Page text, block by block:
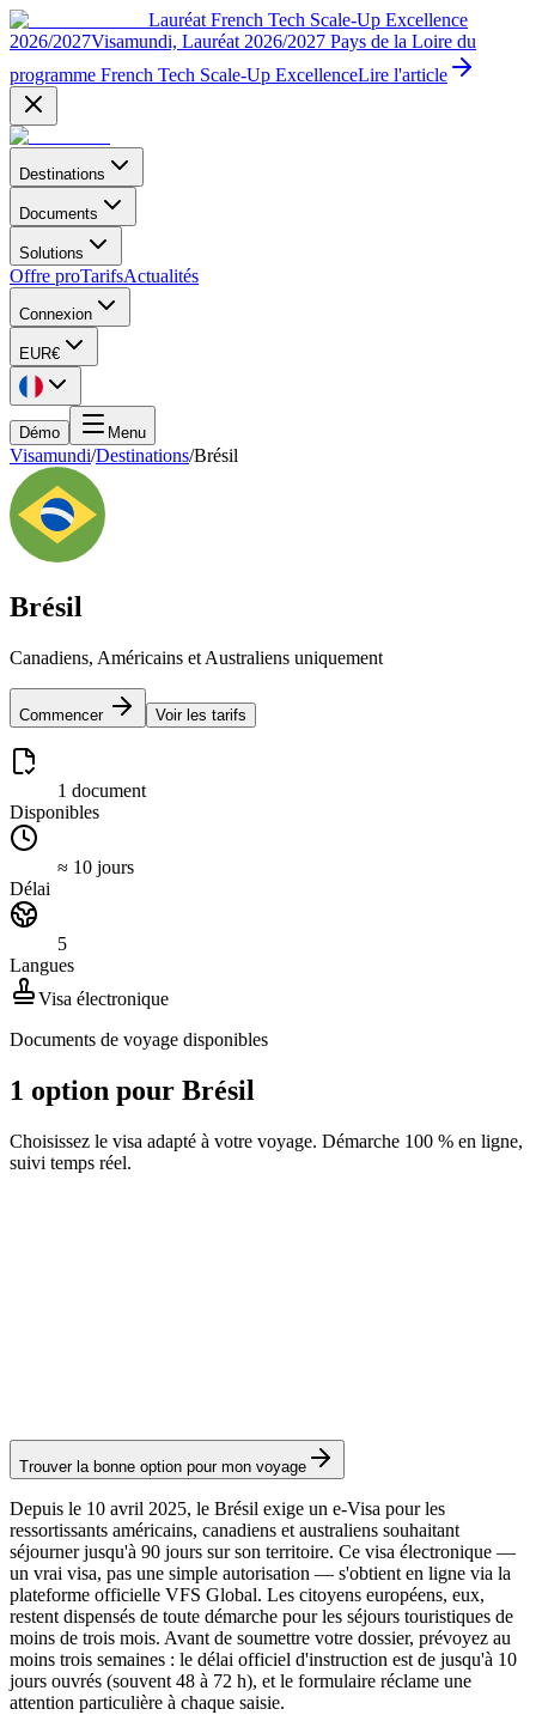
Lauréat French Tech Scale-Up Excellence
2026/2027Visamundi, Lauréat 2026/2027 Pays de la Loire du
programme French Tech Scale-Up ExcellenceLire l'article
Destinations
Documents
Solutions
Offre proTarifsActualités
Connexion
EUR€
Démo Menu
Visamundi/Destinations/Brésil
Brésil
Canadiens, Américains et Australiens uniquement
Commencer Voir les tarifs
1 document
Disponibles
≈ 10 jours
Délai
5
Langues
Visa électronique
Documents de voyage disponibles
1 option pour Brésil
Choisissez le visa adapté à votre voyage. Démarche 100 % en ligne,
suivi temps réel.
Trouver la bonne option pour mon voyage
Depuis le 10 avril 2025, le Brésil exige un e-Visa pour les
ressortissants américains, canadiens et australiens souhaitant
séjourner jusqu'à 90 jours sur son territoire. Ce visa électronique —
un vrai visa, pas une simple autorisation — s'obtient en ligne via la
plateforme officielle VFS Global. Les citoyens européens, eux,
restent dispensés de toute démarche pour les séjours touristiques de
moins de trois mois. Avant de soumettre votre dossier, prévoyez au
moins trois semaines : le délai officiel d'instruction est de jusqu'à 10
jours ouvrés (souvent 48 à 72 h), et le formulaire réclame une
attention particulière à chaque saisie.